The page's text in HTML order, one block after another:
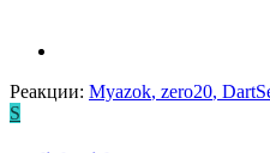
Реакции: Myazok, zero20,
S